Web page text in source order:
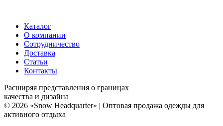
Каталог
О компании
Сотрудничество
Доставка
Статьи
Контакты
Расширяя представления о границах
качества и дизайна
© 2026 «Snow Headquarter» | Оптовая продажа одежды для
активного отдыха